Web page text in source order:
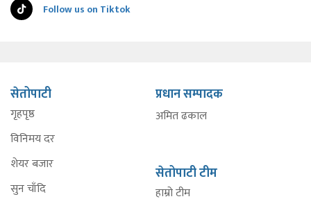
Follow us on Tiktok
सेतोपाटी
गृहपृष्ठ
विनिमय दर
शेयर बजार
सुन चाँदि
प्रधान सम्पादक
अमित ढकाल
सेतोपाटी टीम
हाम्रो टीम